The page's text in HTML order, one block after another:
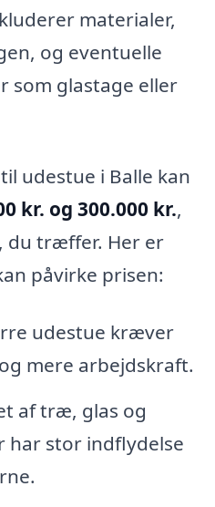
materialer,
og eventuelle
som glastage eller
udestue i Balle kan
kr. og 300.000 kr.,
du træffer. Her er
påvirke prisen:
udestue kræver
mere arbejdskraft.
af træ, glas og
har stor indflydelse